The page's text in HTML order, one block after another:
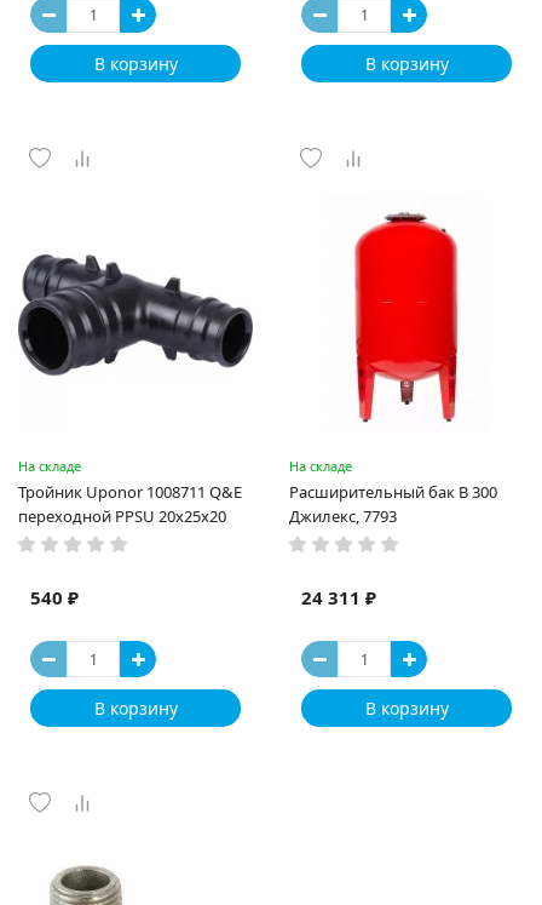
В корзину В корзину
На складе
Тройник Uponor 1008711 Q&E
переходной PPSU 20x25x20
540 ₽
В корзину
На складе
Расширительный бак В 300
Джилекс, 7793
24 311 ₽
В корзину